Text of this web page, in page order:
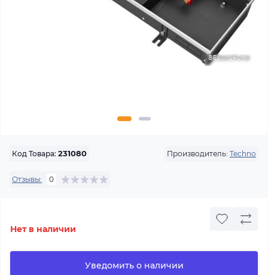
Код Товара: 231080 Производитель: Techno
Отзывы: 0
Нет в наличии
Уведомить о наличии